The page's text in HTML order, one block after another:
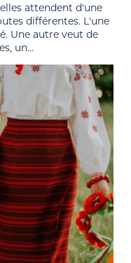
attendent d'une
différentes. L'une
Une autre veut de
un...